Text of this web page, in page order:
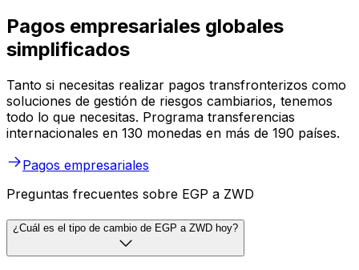
Pagos empresariales globales
simplificados
Tanto si necesitas realizar pagos transfronterizos como
soluciones de gestión de riesgos cambiarios, tenemos
todo lo que necesitas. Programa transferencias
internacionales en 130 monedas en más de 190 países.
Pagos empresariales
Preguntas frecuentes sobre EGP a ZWD
¿Cuál es el tipo de cambio de EGP a ZWD hoy?